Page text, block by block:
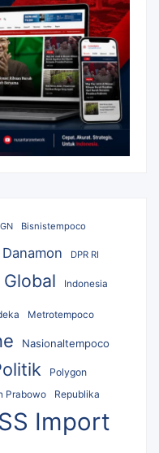
Bisnistempoco
Danamon DPR RI
Global Indonesia
Metrotempoco
Nasionaltempoco
Polygon
Prabowo Republika
Import